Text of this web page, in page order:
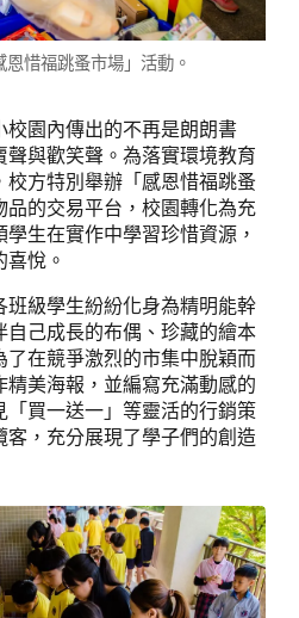
惜福跳蚤市場」活動。
校園內傳出的不再是朗朗書
聲與歡笑聲。為落實環境教育
校方特別舉辦「感恩惜福跳蚤
品的交易平台，校園轉化為充
生在實作中學習珍惜資源，
悅。
班級學生紛紛化身為精明能幹
自己成長的布偶、珍藏的繪本
了在競爭激烈的市集中脫穎而
精美海報，並編寫充滿動感的
「買一送一」等靈活的行銷策
客，充分展現了學子們的創造